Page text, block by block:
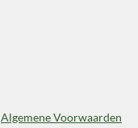
Algemene Voorwaarden